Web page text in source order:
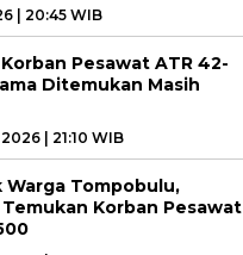
| 20:45 WIB
Pesawat ATR 42-
Ditemukan Masih
| 21:10 WIB
Warga Tompobulu,
Korban Pesawat